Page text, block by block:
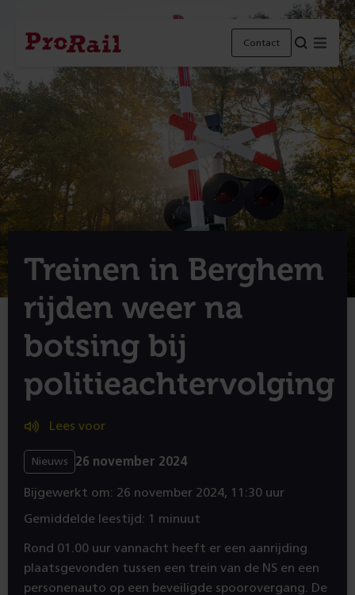
Navigatie
Homepage
ProRail
Contact Menu
Treinen in Berghem
rijden weer na
botsing bij
politieachtervolging
Lees voor
Nieuws 26 november 2024
Bijgewerkt om: 26 november 2024, 11:30 uur
Gemiddelde leestijd: 1 minuut
Rond 01.00 uur vannacht heeft er een aanrijding
plaatsgevonden tussen een trein van de NS en een
personenauto op een beveiligde spoorovergang. De